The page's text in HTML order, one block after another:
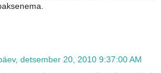
detsember 20, 2010 9:37:00 AM